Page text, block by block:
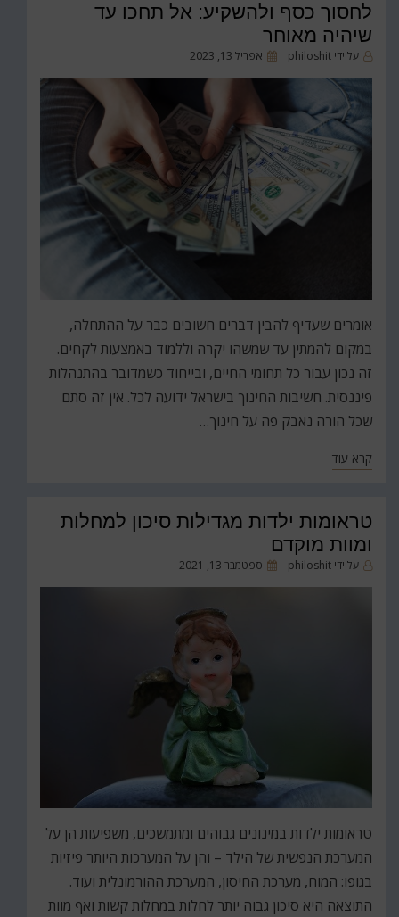
לחסוך כסף ולהשקיע: אל תחכו עד
שיהיה מאוחר
על ידי philoshit
פורסםאפריל 13, 2023
אומרים שעדיף להבין דברים חשובים כבר על ההתחלה,
במקום להמתין עד שמשהו יקרה וללמוד באמצעות לקחים.
זה נכון עבור כל תחומי החיים, ובייחוד כשמדובר בהתנהלות
פיננסית. חשיבות החינוך בישראל ידועה לכל. אין זה סתם
שכל הורה נאבק פה על חינוך…
קרא עוד
טראומות ילדות מגדילות סיכון למחלות
ומוות מוקדם
על ידי philoshit
פורסםספטמבר 13, 2021
טראומות ילדות במינונים גבוהים ומתמשכים, משפיעות הן על
המערכת הנפשית של הילד – והן על המערכות היותר פיזיות
בגופו: המוח, מערכת החיסון, המערכת ההורמונלית ועוד.
התוצאה היא סיכון גבוה יותר לחלות במחלות קשות ואף מוות